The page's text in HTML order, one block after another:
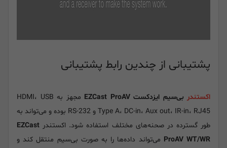
پشتیبانی از چندین رابط پشتیبانی
اکستندر بی‌سیم ایزدکست EZCast ProAV
مجهز به HDMI، USB
Type A، DC-in، Aux out، IR-in، RJ45 و RS-232 بوده و می‌تواند به
طور گسترده در صحنه‌های مختلف استفاده شود. اکستندر EZCast
ProAV WT/WR می‌تواند داده‌ها را به صورت بی‌سیم منتقل کند و